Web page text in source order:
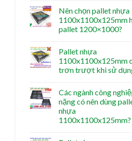
Nên chọn pallet nhựa
1100x1100x125mm
pallet 1200×1000?
Pallet nhựa
1100x1100x125mm
trơn trượt khi sử
Các ngành công
nặng có nên dùng
nhựa
1100x1100x125mm?